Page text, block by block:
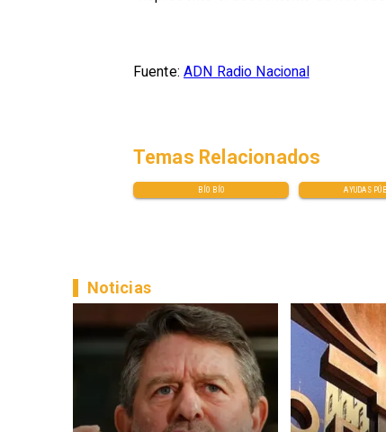
Fuente: ADN Radio Nacional
BÍO BÍO AYUDAS
Temas Relacionados
Noticias